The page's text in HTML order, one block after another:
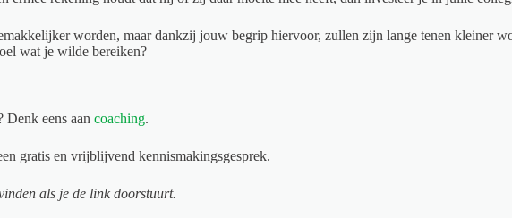
worden, maar dankzij jouw begrip hiervoor, zullen zijn lange tenen kleiner
wat je wilde bereiken?
eens aan coaching.
gratis en vrijblijvend kennismakingsgesprek.
als je de link doorstuurt.